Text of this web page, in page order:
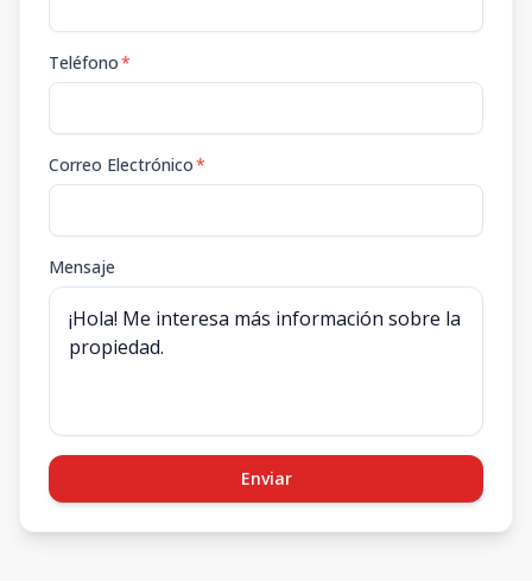
Teléfono*
Correo Electrónico*
Mensaje
Enviar